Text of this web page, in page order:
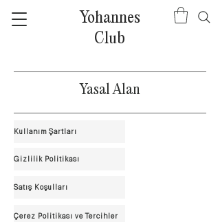
Yohannes
Club
Yasal Alan
Kullanım Şartları
Gizlilik Politikası
Satış Koşulları
Çerez Politikası ve Tercihler